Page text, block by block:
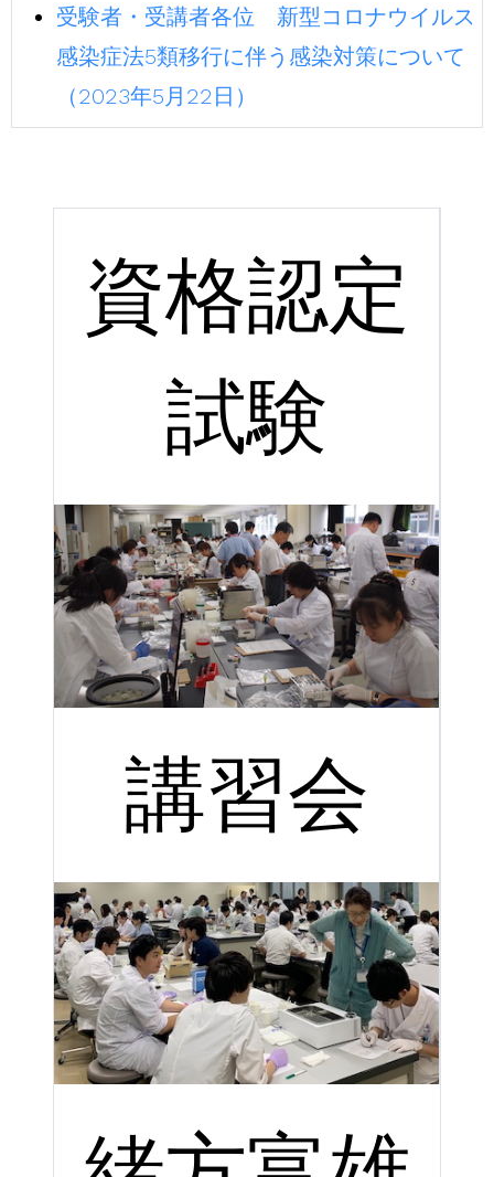
受験者・受講者各位 新型コロナウイルス
感染症法5類移行に伴う感染対策について
（2023年5月22日）
資格認定
試験
講習会